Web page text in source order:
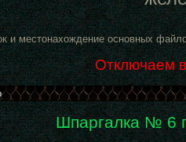
и местонахождение основных
Отключаем
Шпаргалка № 6